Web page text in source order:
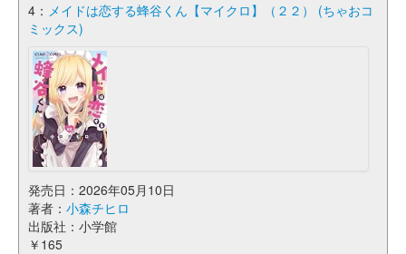
4： メイドは恋する蜂谷くん【マイクロ】（２２） (ちゃおコ
ミックス)
発売日：2026年05月10日
著者： 小森チヒロ
出版社：小学館
￥165